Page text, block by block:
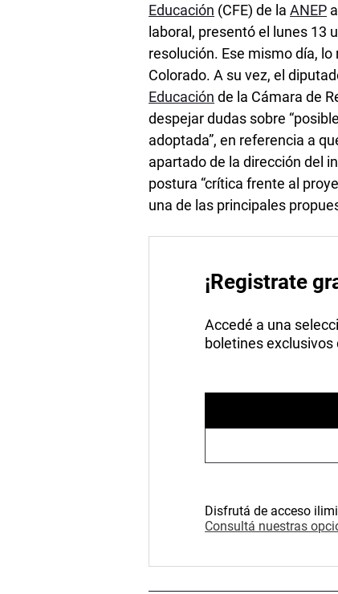
Educación (CFE) de laANEP
laboral, presentó el lunes 13
resolución. Ese mismo día,
Colorado. A su vez, el
Educación de la Cámara de
despejar dudas sobre
adoptada”, en referencia a
apartado de la dirección del
postura “crítica frente al
una de las principales
¡Registrate
Accedé a una
boletines exclusivos
Disfrutá de acceso
Consultá nuestras